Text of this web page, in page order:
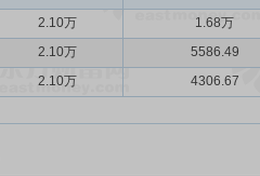
2.10万
1.68万
2.10万
5586.49
2.10万 4306.67